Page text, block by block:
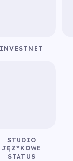
INVESTNET
STUDIO
JĘZYKOWE
STATUS